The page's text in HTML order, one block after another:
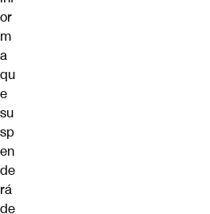
or
m
a
qu
e
su
sp
en
de
rá
de